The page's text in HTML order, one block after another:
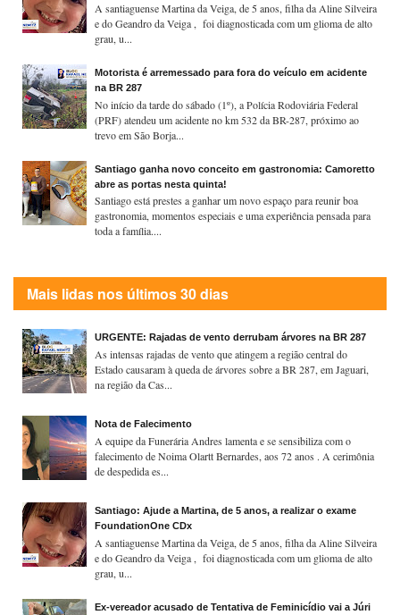
A santiaguense Martina da Veiga, de 5 anos, filha da Aline Silveira
e do Geandro da Veiga , foi diagnosticada com um glioma de alto
grau, u...
Motorista é arremessado para fora do veículo em acidente
na BR 287
No início da tarde do sábado (1º), a Polícia Rodoviária Federal
(PRF) atendeu um acidente no km 532 da BR-287, próximo ao
trevo em São Borja...
Santiago ganha novo conceito em gastronomia: Camoretto
abre as portas nesta quinta!
Santiago está prestes a ganhar um novo espaço para reunir boa
gastronomia, momentos especiais e uma experiência pensada para
toda a família....
Mais lidas nos últimos 30 dias
URGENTE: Rajadas de vento derrubam árvores na BR 287
As intensas rajadas de vento que atingem a região central do
Estado causaram à queda de árvores sobre a BR 287, em Jaguari,
na região da Cas...
Nota de Falecimento
A equipe da Funerária Andres lamenta e se sensibiliza com o
falecimento de Noima Olartt Bernardes, aos 72 anos . A cerimônia
de despedida es...
Santiago: Ajude a Martina, de 5 anos, a realizar o exame
FoundationOne CDx
A santiaguense Martina da Veiga, de 5 anos, filha da Aline Silveira
e do Geandro da Veiga , foi diagnosticada com um glioma de alto
grau, u...
Ex-vereador acusado de Tentativa de Feminicídio vai a Júri